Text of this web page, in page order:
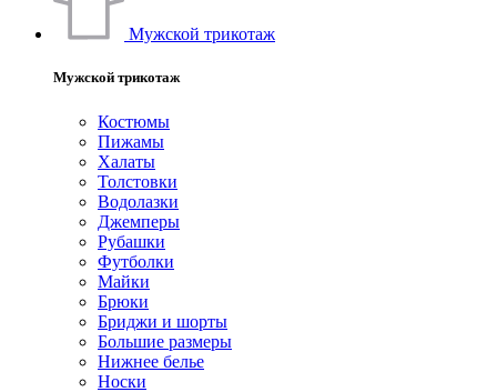
Мужской трикотаж
Мужской трикотаж
Костюмы
Пижамы
Халаты
Толстовки
Водолазки
Джемперы
Рубашки
Футболки
Майки
Брюки
Бриджи и шорты
Большие размеры
Нижнее белье
Носки